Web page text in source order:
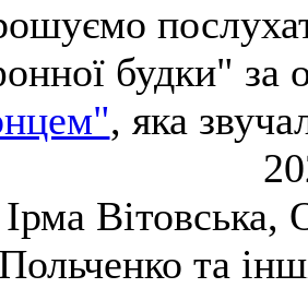
будки" за
, яка
Вітовська,
та